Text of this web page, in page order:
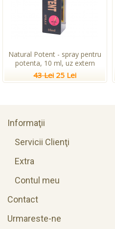
Natural Potent - spray pentru
potenta, 10 ml, uz extern
43 Lei 25 Lei
Informaţii
Servicii Clienţi
Extra
Contul meu
Contact
Urmareste-ne